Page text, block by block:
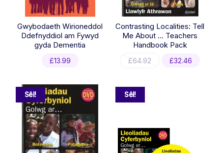
Gwybodaeth Wirioneddol
Ddefnyddiol am Fywyd
gyda Dementia
£13.99
Contrasting Localities: Tell
Me About … Teachers
Handbook Pack
£64.92
Original
£32.46
Sêl!
Sêl!